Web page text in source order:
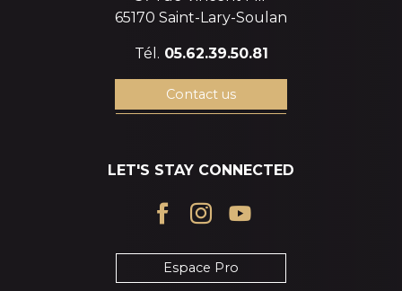
65170 Saint-Lary-Soulan
Tél. 05.62.39.50.81
Contact us
LET'S STAY CONNECTED
Espace Pro